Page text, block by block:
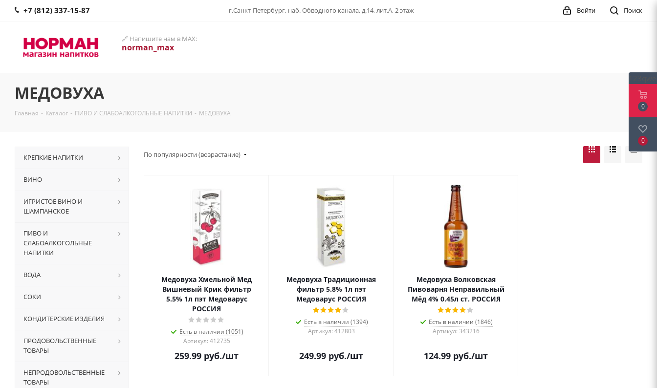
+7 (812) 337-15-87 г.Санкт-Петербург, наб. Обводного канала, д.14, лит.А, 2 этаж Поиск
Войти
🔗 Напишите нам в MAX:
norman_max
МЕДОВУХА
Главная - Каталог - ПИВО И СЛАБОАЛКОГОЛЬНЫЕ НАПИТКИ - МЕДОВУХА
По популярности (возрастание)
Медовуха Хмельной Мед
Вишневый Крик фильтр
5.5% 1л пэт Медоварус
РОССИЯ
Есть в наличии (1051)
Артикул: 412735
259.99 руб./шт
Медовуха Традиционная
фильтр 5.8% 1л пэт
Медоварус РОССИЯ
Есть в наличии (1394)
Артикул: 412803
249.99 руб./шт
Медовуха Волковская
Пивоварня Неправильный
Мёд 4% 0.45л ст. РОССИЯ
Есть в наличии (1846)
Артикул: 343216
124.99 руб./шт
КРЕПКИЕ НАПИТКИ
ВИНО
ИГРИСТОЕ ВИНО И
ШАМПАНСКОЕ
ПИВО И
СЛАБОАЛКОГОЛЬНЫЕ
НАПИТКИ
ВОДА
СОКИ
КОНДИТЕРСКИЕ ИЗДЕЛИЯ
ПРОДОВОЛЬСТВЕННЫЕ
ТОВАРЫ
НЕПРОДОВОЛЬСТВЕННЫЕ
ТОВАРЫ
0
0